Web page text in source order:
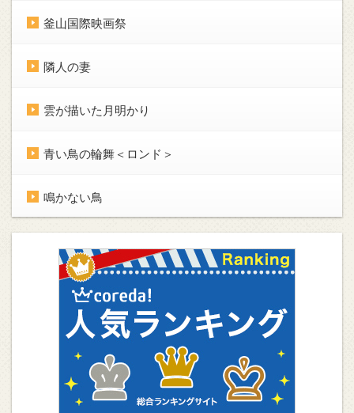
釜山国際映画祭
隣人の妻
雲が描いた月明かり
青い鳥の輪舞＜ロンド＞
鳴かない鳥